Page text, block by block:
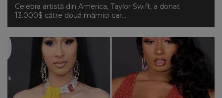
Celebra artistă din America, Taylor Swift, a donat
13.000$ către două mămici car...